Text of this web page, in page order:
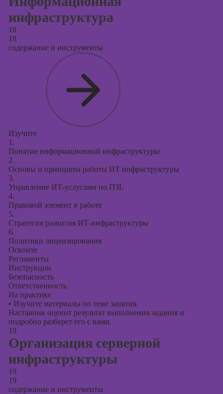
инфраструктура
18
18
содержание и инструменты
Изучите
1.
Понятие информационной инфраструктуры
2.
Основы и принципы работы ИТ инфраструктуры
3.
Управление ИТ-услугами по ITIL
4.
Правовой элемент в работе
5.
Стратегия развития ИТ-инфраструктуры
6.
Политики лицензирования
Освоите
Регламенты
Инструкции
Безопасность
Ответственность
На практике
• Изучите материалы по теме занятия.
Наставник оценит результат выполнения задания и
подробно разберет его с вами.
19
Организация серверной
инфраструктуры
19
19
содержание и инструменты